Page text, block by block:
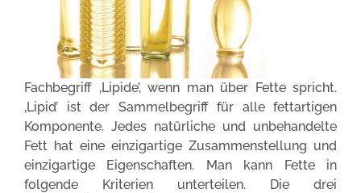
Fachbegriff ‚Lipide’, wenn man über Fette spricht.
‚Lipid’ ist der Sammelbegriff für alle fettartigen
Komponente. Jedes natürliche und unbehandelte
Fett hat eine einzigartige Zusammenstellung und
einzigartige Eigenschaften. Man kann Fette in
folgende Kriterien unterteilen. Die drei